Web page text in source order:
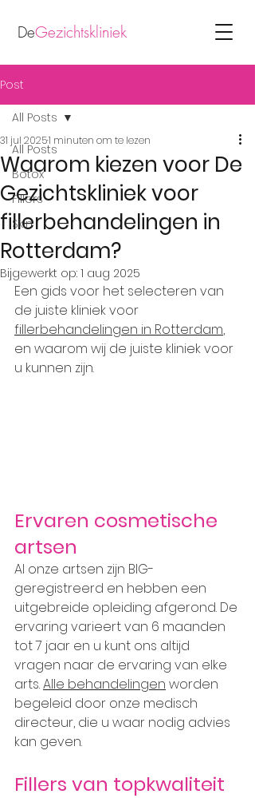
DeGezichtskliniek
Post
All Posts
Botox
Fillers
Skin
All Posts
Waarom kiezen voor De
Gezichtskliniek voor
fillerbehandelingen in
Rotterdam?
31 jul 20251 minuten om te lezen
Bijgewerkt op: 1 aug 2025
Een gids voor het selecteren van
de juiste kliniek voor
fillerbehandelingen in Rotterdam,
en waarom wij de juiste kliniek voor
u kunnen zijn.
Ervaren cosmetische
artsen
Al onze artsen zijn BIG-
geregistreerd en hebben een
uitgebreide opleiding afgerond. De
ervaring varieert van 6 maanden
tot 7 jaar en u kunt ons altijd
vragen naar de ervaring van elke
arts. Alle behandelingen worden
begeleid door onze medisch
directeur, die u waar nodig advies
kan geven.
Fillers van topkwaliteit